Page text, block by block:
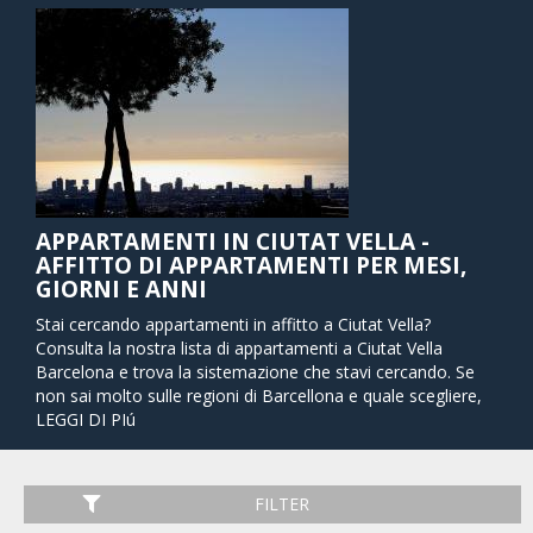
APPARTAMENTI IN CIUTAT VELLA -
AFFITTO DI APPARTAMENTI PER MESI,
GIORNI E ANNI
Stai cercando appartamenti in affitto a Ciutat Vella?
Consulta la nostra lista di appartamenti a Ciutat Vella
Barcelona e trova la sistemazione che stavi cercando. Se
non sai molto sulle regioni di Barcellona e quale scegliere,
Barcelona Home ha preparato per te. Perché scegliere
gotici, che sarà una pausa dalla solita routine se non siete
abituati a questo tipo di architettura. Questo è il posto
LEGGI DI PIú
FILTER